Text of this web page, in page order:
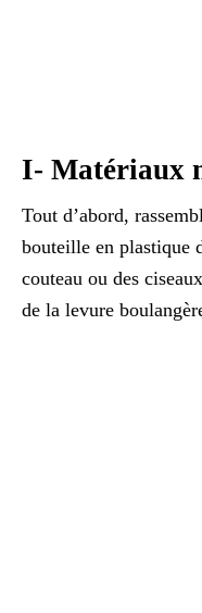
I- Matériaux
Tout d’abord,
bouteille en plastique
couteau ou des
de la levure